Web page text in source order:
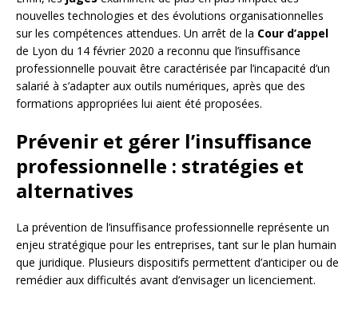
nouvelles technologies et des évolutions organisationnelles
sur les compétences attendues. Un arrêt de la Cour d’appel
de Lyon du 14 février 2020 a reconnu que l’insuffisance
professionnelle pouvait être caractérisée par l’incapacité d’un
salarié à s’adapter aux outils numériques, après que des
formations appropriées lui aient été proposées.
Prévenir et gérer l’insuffisance
professionnelle : stratégies et
alternatives
La prévention de l’insuffisance professionnelle représente un
enjeu stratégique pour les entreprises, tant sur le plan humain
que juridique. Plusieurs dispositifs permettent d’anticiper ou de
remédier aux difficultés avant d’envisager un licenciement.